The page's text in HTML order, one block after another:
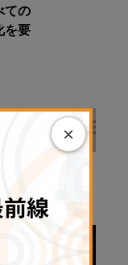
ての
を要
ハ
×